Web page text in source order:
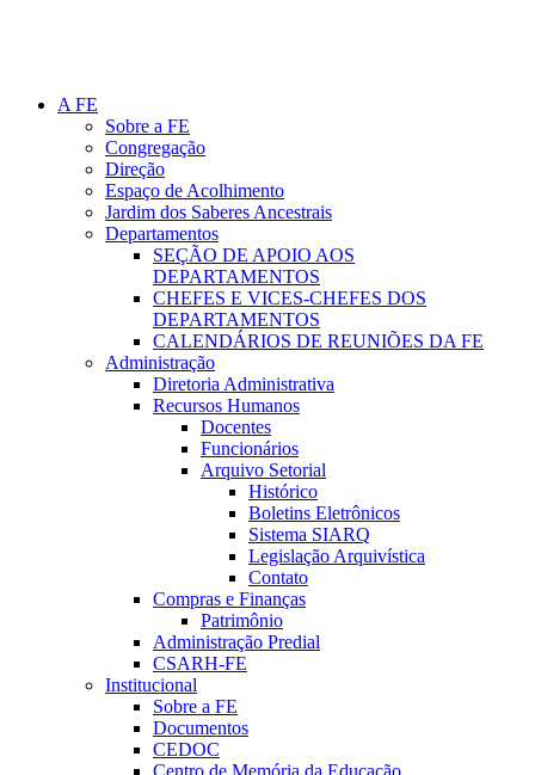
A FE
Sobre a FE
Congregação
Direção
Espaço de Acolhimento
Jardim dos Saberes Ancestrais
Departamentos
SEÇÃO DE APOIO AOS
DEPARTAMENTOS
CHEFES E VICES-CHEFES DOS
DEPARTAMENTOS
CALENDÁRIOS DE REUNIÕES DA FE
Administração
Diretoria Administrativa
Recursos Humanos
Docentes
Funcionários
Arquivo Setorial
Histórico
Boletins Eletrônicos
Sistema SIARQ
Legislação Arquivística
Contato
Compras e Finanças
Patrimônio
Administração Predial
CSARH-FE
Institucional
Sobre a FE
Documentos
CEDOC
Centro de Memória da Educação